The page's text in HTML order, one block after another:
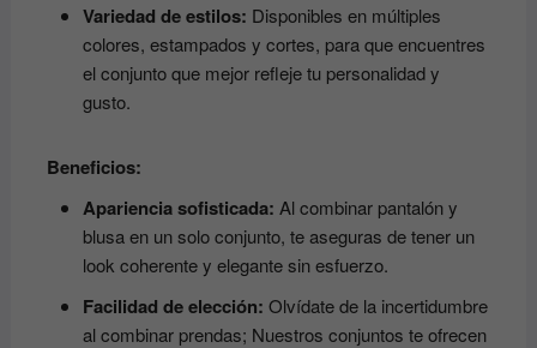
Variedad de estilos: Disponibles en múltiples
colores, estampados y cortes, para que encuentres
el conjunto que mejor refleje tu personalidad y
gusto.
Beneficios:
Apariencia sofisticada: Al combinar pantalón y
blusa en un solo conjunto, te aseguras de tener un
look coherente y elegante sin esfuerzo.
Facilidad de elección: Olvídate de la incertidumbre
al combinar prendas; Nuestros conjuntos te ofrecen